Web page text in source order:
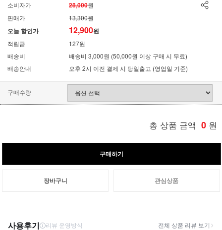
소비자가 28,000원
판매가
13,300원
오늘 할인가 12,900원
적립금
127원
배송비
배송비 3,000원 (50,000원 이상 구매 시 무료)
배송안내
오후 2시 이전 결제 시 당일출고 (영업일 기준)
구매수량
총 상품 금액 0 원
구매하기
장바구니 관심상품